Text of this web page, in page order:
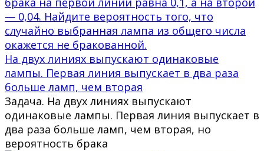
На двух линиях выпускают одинаковые
лампы. Первая линия выпускает в два раза
больше ламп, чем вторая
Задача. На двух линиях выпускают
одинаковые лампы. Первая линия выпускает в
два раза больше ламп, чем вторая, но
вероятность брака